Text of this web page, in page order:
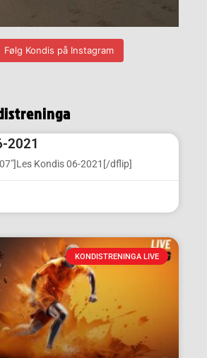
Følg Kondis på Instagram
2021
Kondis 06-2021[/dflip]
KONDISTRENINGA LIVE